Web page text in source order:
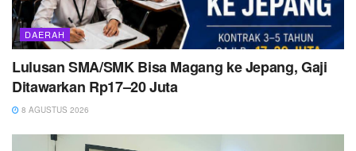
DAERAH
Lulusan SMA/SMK Bisa Magang ke Jepang, Gaji
Ditawarkan Rp17–20 Juta
8 AGUSTUS 2026